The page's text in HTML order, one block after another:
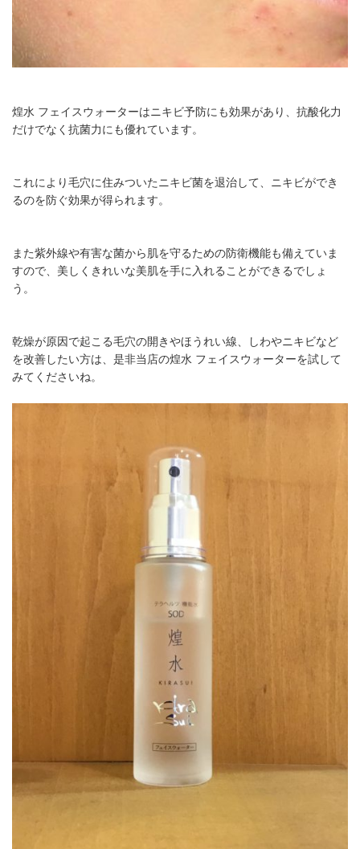
煌水 フェイスウォーターはニキビ予防にも効果があり、抗酸化力
だけでなく抗菌力にも優れています。
これにより毛穴に住みついたニキビ菌を退治して、ニキビができ
るのを防ぐ効果が得られます。
また紫外線や有害な菌から肌を守るための防衛機能も備えていま
すので、美しくきれいな美肌を手に入れることができるでしょ
う。
乾燥が原因で起こる毛穴の開きやほうれい線、しわやニキビなど
を改善したい方は、是非当店の煌水 フェイスウォーターを試して
みてくださいね。